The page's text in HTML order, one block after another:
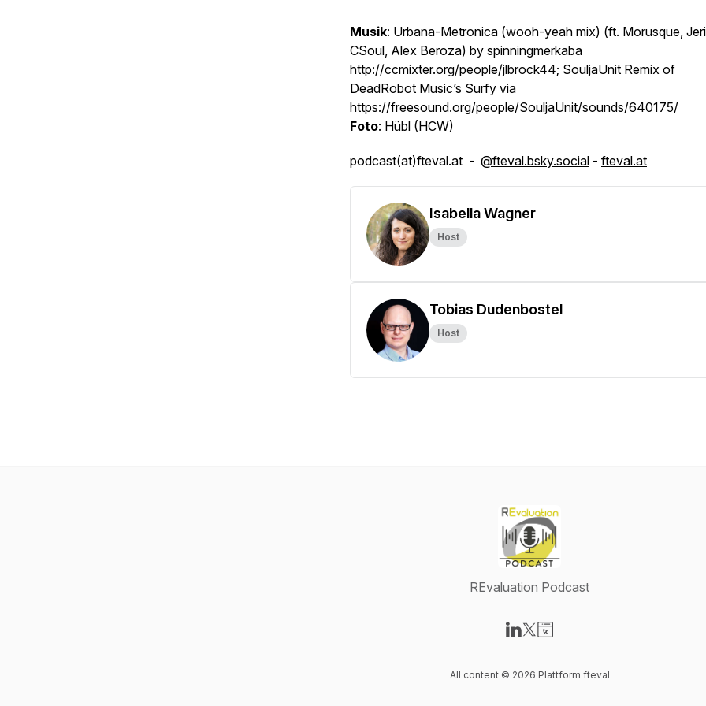
Musik: Urbana-Metronica (wooh-yeah mix) (ft. Morusque,
CSoul, Alex Beroza) by spinningmerkaba
http://ccmixter.org/people/jlbrock44; SouljaUnit Remix of
DeadRobot Music’s Surfy via
https://freesound.org/people/SouljaUnit/sounds/640175/
Foto: Hübl (HCW)
podcast(at)fteval.at - @fteval.bsky.social - fteval.at
Isabella Wagner
Host
Tobias Dudenbostel
Host
REvaluation Podcast
All content © 2026 Plattform fteval